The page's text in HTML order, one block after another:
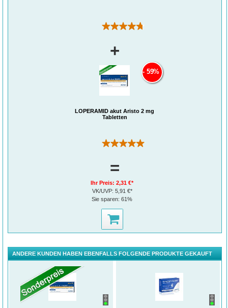
(80)
+
LOPERAMID akut Aristo 2 mg
Tabletten
(2)
59%
=
Ihr Preis:2,31 €*
VK/UVP: 5,91 €*
Sie sparen:61%
ANDERE KUNDEN HABEN EBENFALLS FOLGENDE PRODUKTE GEKAUFT